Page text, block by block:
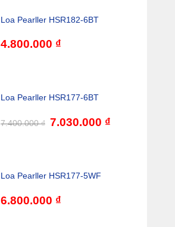
Loa Pearller HSR182-6BT
4.800.000 ₫
Loa Pearller HSR177-6BT
7.400.000₫ Giá
gốc
7.030.000 ₫
Loa Pearller HSR177-5WF
6.800.000 ₫